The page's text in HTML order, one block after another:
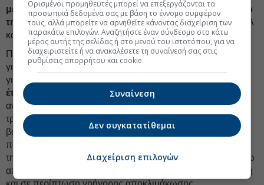
μελλοντική χαλάρωση της νομισματικής πολιτικής από
τη Fed.Ως αποτέλεσμα, σχεδόν όλες οι αγορές της EEMEA
κατέγραψαν ήπιες αλλά σταθερές εκροές τον Μάιο.
Παρά τις εκροές, η Bank of America διατηρεί θετική στάση
για την περιοχή, στηρίζοντας την άποψή της στην εκτίμηση
για
έτους
, παράγοντα που θεωρεί δομικά θετικό για τις
αναδυόμενες αγορές. Παράλληλα, όμως, τονίζει ότι οι
τρέχουσες αποτιμήσεις έχουν ήδη ενσωματώσει σε μεγάλο
βαθμό τα καλύτερα σενάρια, ενώ οι αρνητικοί κίνδυνοι
παραμένουν ενεργοί. Στο ίδιο πλαίσιο, η ενεργειακή ομάδα
της Bank of America εκτιμά ότι το Brent θα παραμείνει πάνω
από τα 90 δολάρια το βαρέλι έως τις αρχές του 2027, ακόμη
Ορισμένοι προμηθευτές μπορεί να επεξεργάζονται τα
προσωπικά δεδομένα σας με βάση το έννομο συμφέρον
τους, αλλά μπορείτε να αρνηθείτε κάνοντας διαχείριση των
παρακάτω επιλογών. Αναζητήστε έναν σύνδεσμο στο κάτω
μέρος αυτής της σελίδας ή στο μενού του ιστοτόπου, για να
διαχειριστείτε ή να ανακαλέσετε τη συναίνεσή σας στις
ρυθμίσεις απορρήτου και cookie.
Συναίνεση
Δεν συγκατατίθεμαι
Διαχείριση επιλογών